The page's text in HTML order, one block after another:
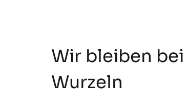
Wir bleiben
Wurzeln